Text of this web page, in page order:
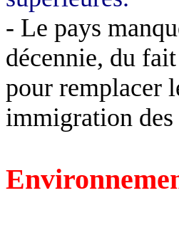
- Le pays
décennie, du
pour remplacer
immigration